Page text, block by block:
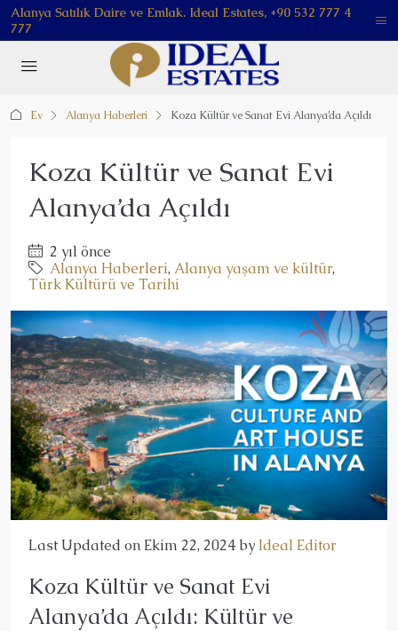
Alanya Satılık Daire ve Emlak. Ideal Estates, +90 532 777 4
777
Ev Alanya Haberleri Koza Kültür ve Sanat Evi Alanya’da Açıldı
Koza Kültür ve Sanat Evi
Alanya’da Açıldı
2 yıl önce
Alanya Haberleri, Alanya yaşam ve kültür,
Türk Kültürü ve Tarihi
Last Updated on Ekim 22, 2024 by Ideal Editor
Koza Kültür ve Sanat Evi
Alanya’da Açıldı: Kültür ve